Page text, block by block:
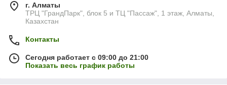
г. Алматы
ТРЦ "ГрандПарк", блок 5 и ТЦ "Пассаж", 1 этаж, Алматы,
Казахстан
Контакты
Сегодня работает с 09:00 до 21:00
Показать весь график работы